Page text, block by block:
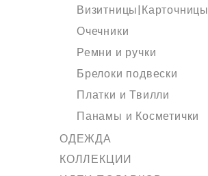
Визитницы|Карточницы
Очечники
Ремни и ручки
Брелоки подвески
Платки и Твилли
Панамы и Косметички
ОДЕЖДА
КОЛЛЕКЦИИ